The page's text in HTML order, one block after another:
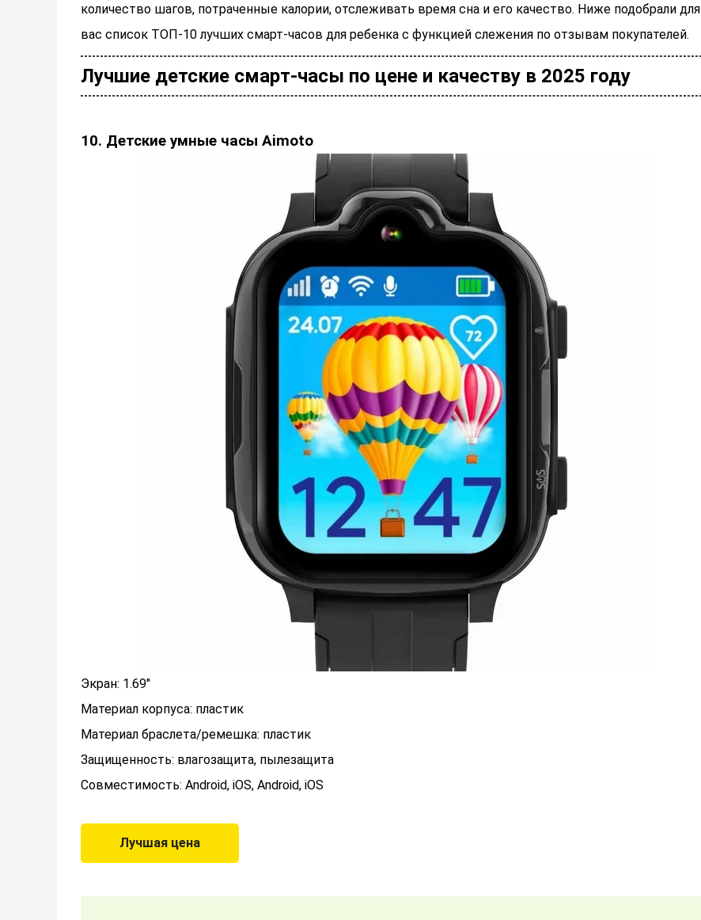
количество шагов, потраченные калории, отслеживать время сна и его качество. Ниже подобрали для
вас список ТОП-10 лучших смарт-часов для ребенка с функцией слежения по отзывам покупателей.
Лучшие детские смарт-часы по цене и качеству в 2025 году
10. Детские умные часы Aimoto
Экран: 1.69"
Материал корпуса: пластик
Материал браслета/ремешка: пластик
Защищенность: влагозащита, пылезащита
Совместимость: Android, iOS, Android, iOS
Лучшая цена